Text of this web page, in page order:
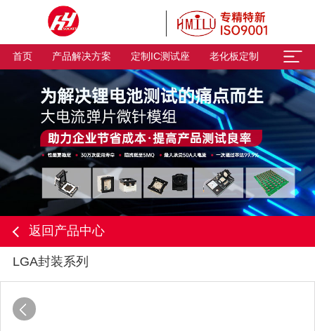
首页 产品解决方案 定制IC测试座 老化板定制
返回产品中心
LGA封装系列